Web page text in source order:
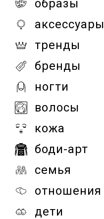
образы
аксессуары
тренды
бренды
ногти
волосы
кожа
боди-арт
семья
отношения
дети